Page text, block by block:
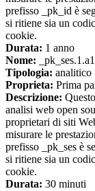
prefisso _pk_id è
si ritiene sia un
cookie.
Durata: 1 anno
Nome:
Tipologia: analitico
Proprieta: Prima
Descrizione:
analisi web open
proprietari di siti
misurare le
prefisso _pk_ses è
si ritiene sia un
cookie.
Durata: 30 minuti